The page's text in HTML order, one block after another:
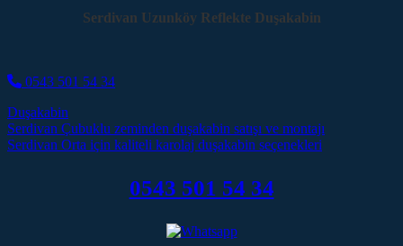
Serdivan Uzunköy Reflekte Duşakabin
0543 501 54 34
Duşakabin
Post navigation
Serdivan Çubuklu zeminden duşakabin satışı ve montajı
Serdivan Orta için kaliteli karolaj duşakabin seçenekleri
0543 501 54 34